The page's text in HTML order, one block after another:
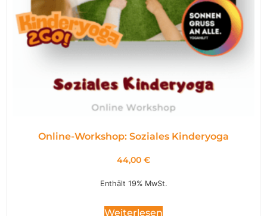
Online-Workshop: Soziales Kinderyoga
44,00 €
Enthält 19% MwSt.
Weiterlesen